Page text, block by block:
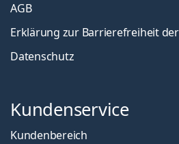
AGB
Erklärung zur Barrierefreiheit
Datenschutz
Kundenservice
Kundenbereich